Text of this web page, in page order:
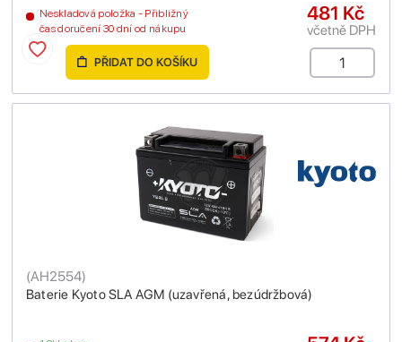
Neskladová položka - Přibližný
čas doručení 30 dní od nákupu
481 Kč
včetně DPH
PŘIDAT DO KOŠÍKU
Baterie Kyoto SLA AGM (uzavřená, bezúdržbová)
(AH2554)